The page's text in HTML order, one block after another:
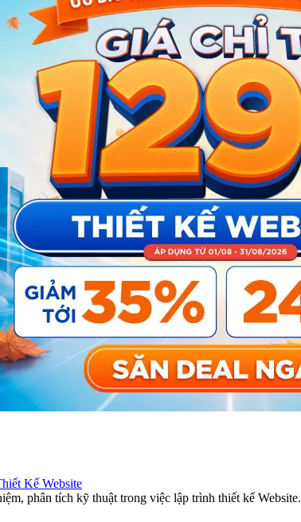
Kế Website
phân tích kỹ thuật trong việc lập trình thiết kế Website.